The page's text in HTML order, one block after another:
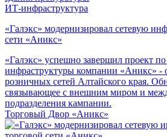
ИТ-инфраструктура
«Галэкс» модернизировал сетевую
сети «Аникс»
«Галэкс» успешно завершил проект
инфраструктуры компании «Аникс» -
розничных сетей Алтайского края.
связывающее с внешним миром и
подразделения кампании.
Торговый Двор «Аникс»